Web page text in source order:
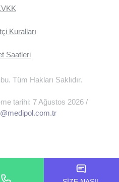
Kuralları
Saatleri
Tüm Hakları Saklıdır.
tarihi: 7 Ağustos 2026 /